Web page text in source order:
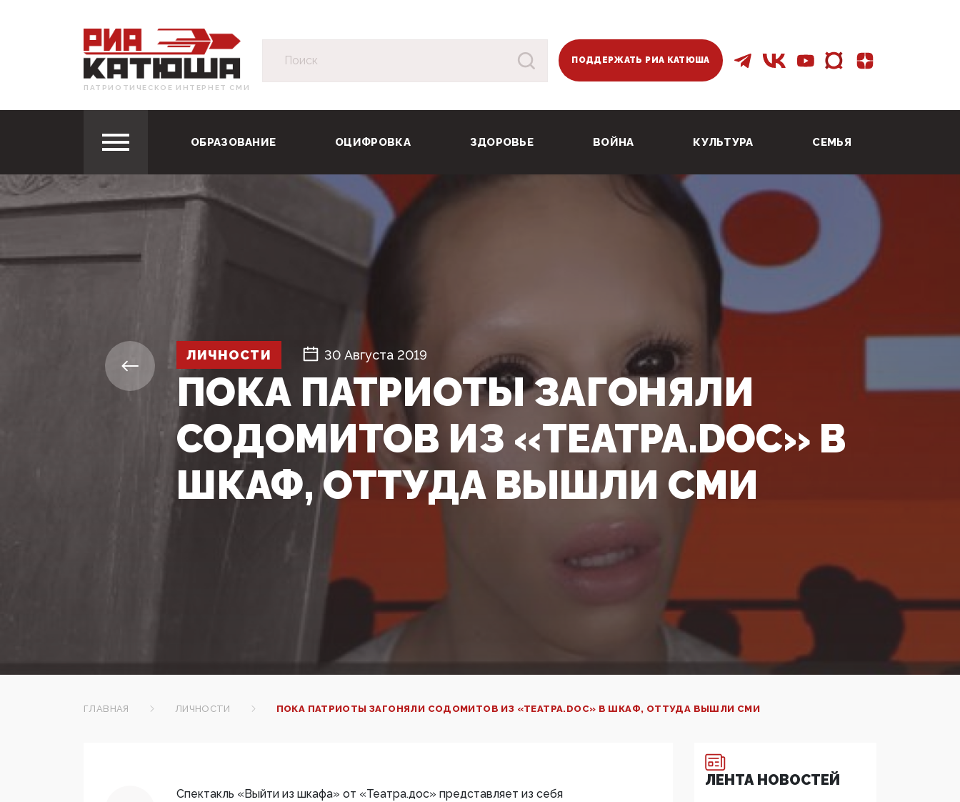
ПАТРИОТИЧЕСКОЕ ИНТЕРНЕТ СМИ
ПОДДЕРЖАТЬ РИА КАТЮША
ОБРАЗОВАНИЕ ОЦИФРОВКА ЗДОРОВЬЕ ВОЙНА КУЛЬТУРА СЕМЬЯ
ЛИЧНОСТИ 30 Августа 2019
ПОКА ПАТРИОТЫ ЗАГОНЯЛИ
СОДОМИТОВ ИЗ «ТЕАТРА.DOC» В
ШКАФ, ОТТУДА ВЫШЛИ СМИ
ГЛАВНАЯ ЛИЧНОСТИ ПОКА ПАТРИОТЫ ЗАГОНЯЛИ СОДОМИТОВ ИЗ «ТЕАТРА.DOC» В ШКАФ, ОТТУДА ВЫШЛИ СМИ
Спектакль «Выйти из шкафа» от «Театра.дос» представляет из себя
ЛЕНТА НОВОСТЕЙ